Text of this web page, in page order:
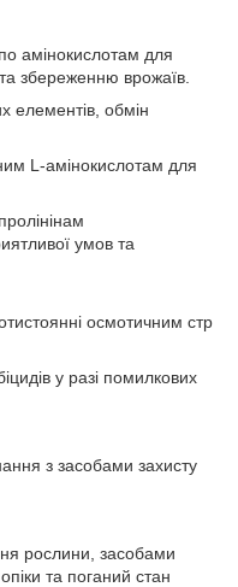
амінокислотам для
збереженню врожаїв.
обмін
L-амінокислотам для
умов та
осмотичним стр
у разі помилкових
з засобами захисту
рослини, засобами
та поганий стан